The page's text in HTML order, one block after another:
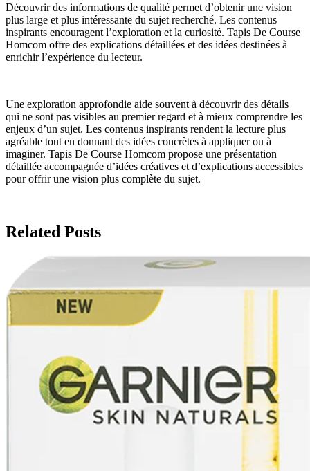
Découvrir des informations de qualité permet d’obtenir une vision
plus large et plus intéressante du sujet recherché. Les contenus
inspirants encouragent l’exploration et la curiosité. Tapis De Course
Homcom offre des explications détaillées et des idées destinées à
enrichir l’expérience du lecteur.
Une exploration approfondie aide souvent à découvrir des détails
qui ne sont pas visibles au premier regard et à mieux comprendre les
enjeux d’un sujet. Les contenus inspirants rendent la lecture plus
agréable tout en donnant des idées concrètes à appliquer ou à
imaginer. Tapis De Course Homcom propose une présentation
détaillée accompagnée d’idées créatives et d’explications accessibles
pour offrir une vision plus complète du sujet.
Related Posts